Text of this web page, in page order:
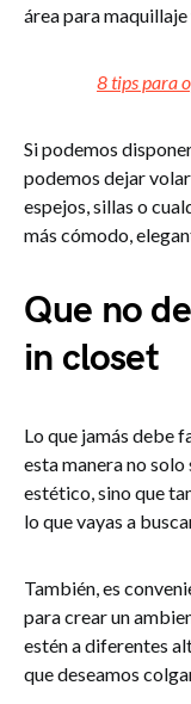
área para
8 tips para
Si podemos
podemos dejar
espejos, sillas o
más cómodo,
Que no
in closet
Lo que jamás debe
esta manera no
estético, sino que
lo que vayas a
También, es
para crear un
estén a diferentes
que deseamos